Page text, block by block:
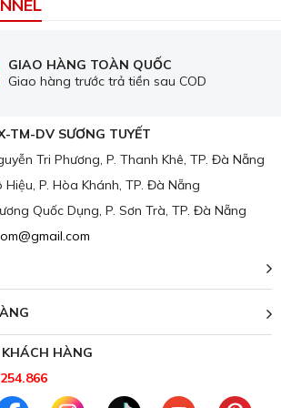
công
dệt hoàn toàn bằng tay, tạo nên
các thảm khác:
rất bền màu, không dễ bị phai nhạt dưới
mặt trời.
15-01-2025, 5:16 pm
Combo Chăn Ra Gối Đệm - Màn Rèm
06-12-2025, 8:45 am
Khuyến Mãi Cuối Năm - Xả Kho Sale Off
50% - Chăn Ga Gối Nệm Đà Nẵng -
TẤT CẢ KHUYẾN MẠI
Bị